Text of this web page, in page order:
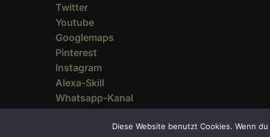
Twitter
Youtube
Googlemaps
Pinterest
Instagram
Alexa-Skill
Whatsapp-Kanal
Diese Website benutzt Cookies. Wenn